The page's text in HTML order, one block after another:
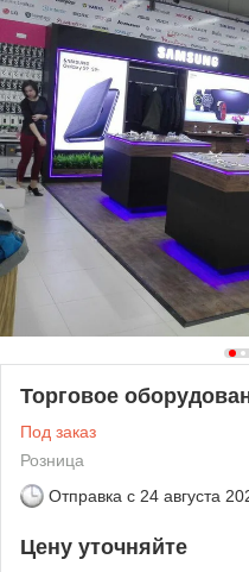
Торговое
Под заказ
Розница
Отправка с 24 августа
Цену уточняйте